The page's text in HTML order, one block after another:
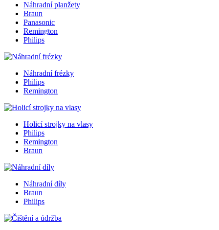
Náhradní planžety
Braun
Panasonic
Remington
Philips
Náhradní frézky
Philips
Remington
Holicí strojky na vlasy
Philips
Remington
Braun
Náhradní díly
Braun
Philips